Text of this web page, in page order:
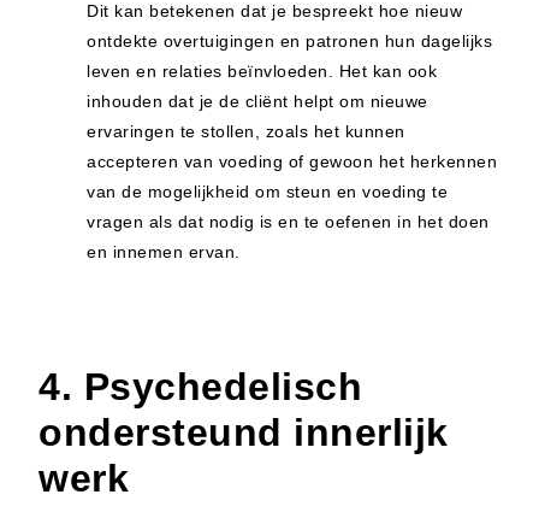
Dit kan betekenen dat je bespreekt hoe nieuw
ontdekte overtuigingen en patronen hun dagelijks
leven en relaties beïnvloeden. Het kan ook
inhouden dat je de cliënt helpt om nieuwe
ervaringen te stollen, zoals het kunnen
accepteren van voeding of gewoon het herkennen
van de mogelijkheid om steun en voeding te
vragen als dat nodig is en te oefenen in het doen
en innemen ervan.
4. Psychedelisch
ondersteund innerlijk
werk